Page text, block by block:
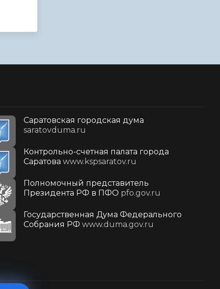
Саратовская городская дума
saratovduma.ru
Контрольно-счетная палата города
Саратова www.kspsaratov.ru
Полномочный представитель
Президента РФ в ПФО pfo.gov.ru
Государственная Дума Федерального
Собрания РФ www.duma.gov.ru